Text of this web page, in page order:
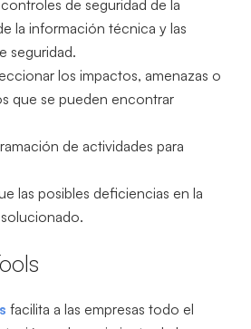
de seguridad de la
la información técnica y las
seguridad.
los impactos, amenazas o
que se pueden encontrar
de actividades para
las posibles deficiencias en la
facilita a las empresas todo el